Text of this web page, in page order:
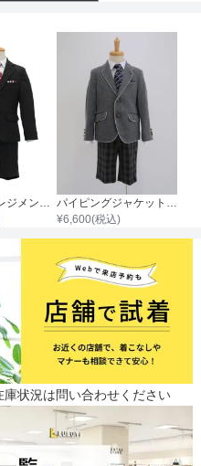
120
¥6,600(税込)
状況は問い合わせください